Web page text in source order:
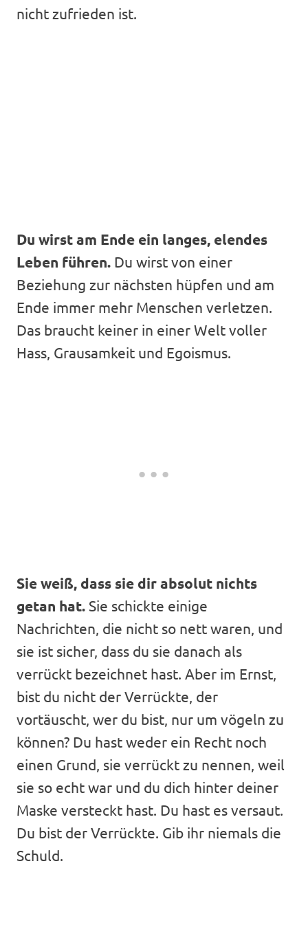
nicht zufrieden ist.
Du wirst am Ende ein langes, elendes
Leben führen. Du wirst von einer
Beziehung zur nächsten hüpfen und am
Ende immer mehr Menschen verletzen.
Das braucht keiner in einer Welt voller
Hass, Grausamkeit und Egoismus.
Sie weiß, dass sie dir absolut nichts
getan hat. Sie schickte einige
Nachrichten, die nicht so nett waren, und
sie ist sicher, dass du sie danach als
verrückt bezeichnet hast. Aber im Ernst,
bist du nicht der Verrückte, der
vortäuscht, wer du bist, nur um vögeln zu
können? Du hast weder ein Recht noch
einen Grund, sie verrückt zu nennen, weil
sie so echt war und du dich hinter deiner
Maske versteckt hast. Du hast es versaut.
Du bist der Verrückte. Gib ihr niemals die
Schuld.